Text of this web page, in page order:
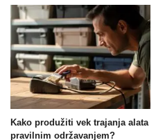
Kako produžiti vek trajanja alata
pravilnim održavanjem?